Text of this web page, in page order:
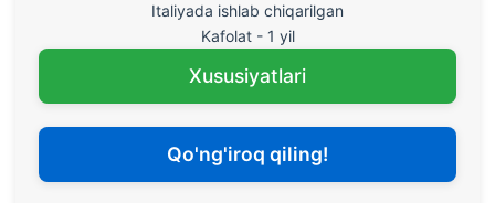
Italiyada ishlab chiqarilgan
Kafolat - 1 yil
Xususiyatlari
Qo'ng'iroq qiling!